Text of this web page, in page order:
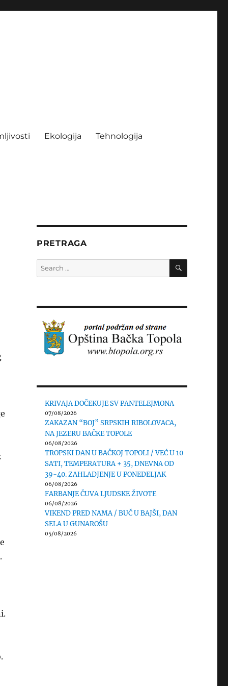
Ekologija Tehnologija
PRETRAGA
Search
for:
SEARCH
KRIVAJA DOČEKUJE SV PANTELEJMONA
07/08/2026
ZAKAZAN “BOJ” SRPSKIH RIBOLOVACA,
NA JEZERU BAČKE TOPOLE
06/08/2026
TROPSKI DAN U BAČKOJ TOPOLI / VEĆ U 10
SATI, TEMPERATURA + 35, DNEVNA OD
39-40. ZAHLADJENJE U PONEDELJAK
06/08/2026
FARBANJE ČUVA LJUDSKE ŽIVOTE
06/08/2026
VIKEND PRED NAMA / BUČ U BAJŠI, DAN
SELA U GUNAROŠU
05/08/2026